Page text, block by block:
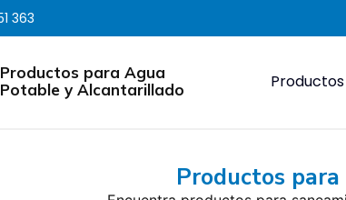
363
Productos para Agua
Potable y Alcantarillado
Productos